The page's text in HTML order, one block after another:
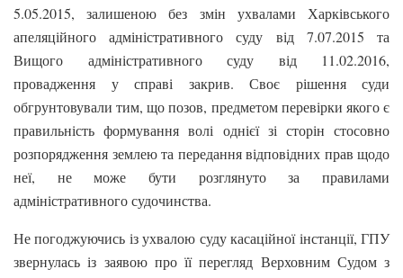
5.05.2015, залишеною без змін ухвалами Харківського
апеляційного адміністративного суду від 7.07.2015 та
Вищого адміністративного суду від 11.02.2016,
провадження у справі закрив. Своє рішення суди
обгрунтовували тим, що позов, предметом перевірки якого є
правильність формування волі однієї зі сторін стосовно
розпорядження землею та передання відповідних прав щодо
неї, не може бути розглянуто за правилами
адміністративного судочинства.
Не погоджуючись із ухвалою суду касаційної інстанції, ГПУ
звернулась із заявою про її перегляд Верховним Судом з